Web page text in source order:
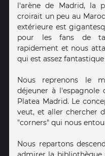
l'arène de Madrid, la
croirait un peu au
extérieure est
pour les fans de
rapidement et nous
qui est assez fantastique
Nous reprenons le
déjeuner à l'espagnole
Platea Madrid. Le
veut, et aller chercher
"corners" qui nous
Nous repartons